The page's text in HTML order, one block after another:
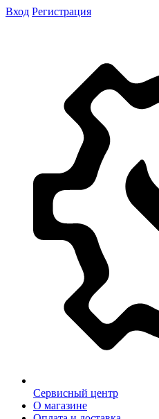
Вход Регистрация
Сервисный центр
О магазине